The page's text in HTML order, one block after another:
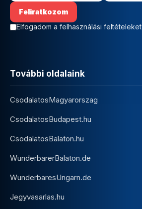
Elfogadom a felhasználási feltételeket
További oldalaink
CsodalatosMagyarorszag
CsodalatosBudapest.hu
CsodalatosBalaton.hu
WunderbarerBalaton.de
WunderbaresUngarn.de
Jegyvasarlas.hu